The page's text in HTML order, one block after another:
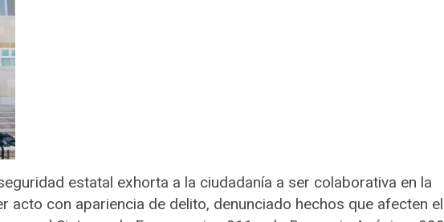
estatal exhorta a la ciudadanía a ser colaborativa en la
acto con apariencia de delito, denunciado hechos que afecten el